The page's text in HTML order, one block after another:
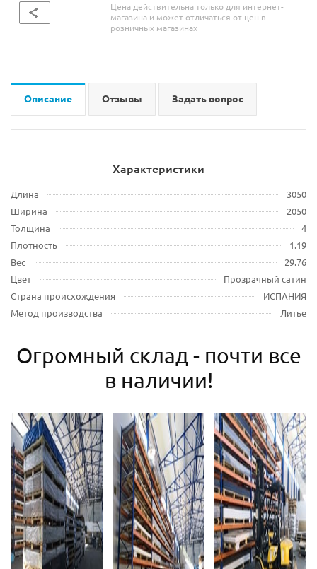
Цена действительна только для интернет-
магазина и может отличаться от цен в
розничных магазинах
Описание Отзывы Задать вопрос
Характеристики
Длина
3050
Ширина
2050
Толщина
4
Плотность
1.19
Вес
29.76
Цвет
Прозрачный сатин
Страна происхождения
ИСПАНИЯ
Метод производства
Литье
Огромный склад - почти все
в наличии!